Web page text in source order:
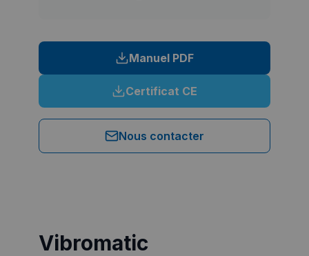
Manuel PDF
Certificat CE
Nous contacter
Vibromatic